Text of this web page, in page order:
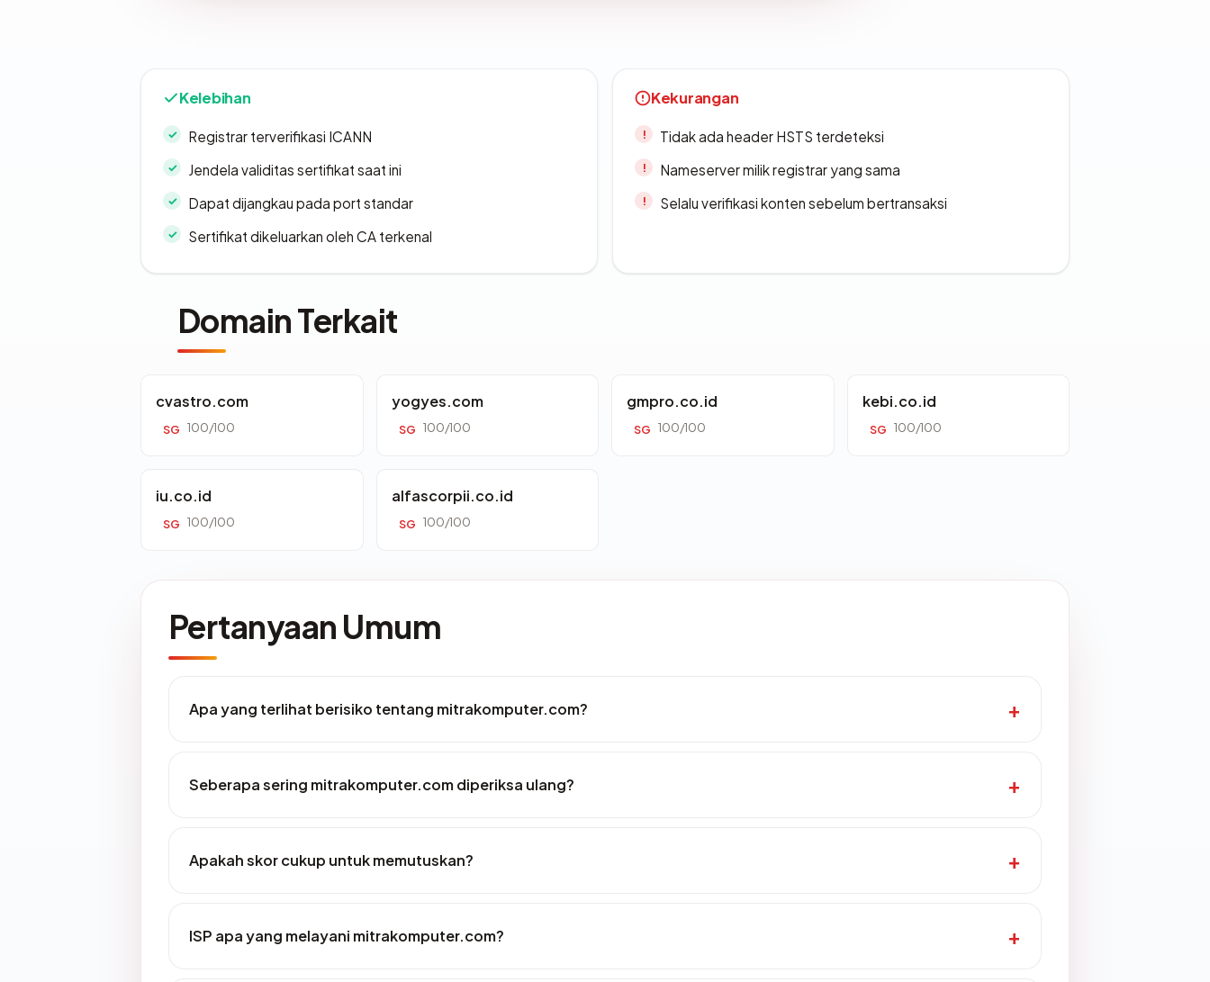
Kelebihan
Registrar terverifikasi ICANN
Jendela validitas sertifikat saat ini
Dapat dijangkau pada port standar
Sertifikat dikeluarkan oleh CA terkenal
Kekurangan
Tidak ada header HSTS terdeteksi
Nameserver milik registrar yang sama
Selalu verifikasi konten sebelum bertransaksi
Domain Terkait
cvastro.com
SG 100/100
yogyes.com
SG 100/100
gmpro.co.id
SG 100/100
kebi.co.id
SG 100/100
iu.co.id
SG 100/100
alfascorpii.co.id
SG 100/100
Pertanyaan Umum
Apa yang terlihat berisiko tentang mitrakomputer.com?
Seberapa sering mitrakomputer.com diperiksa ulang?
Apakah skor cukup untuk memutuskan?
ISP apa yang melayani mitrakomputer.com?